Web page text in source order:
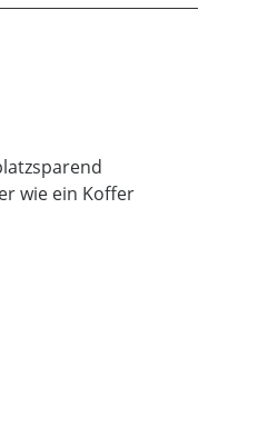
wie ein Koffer